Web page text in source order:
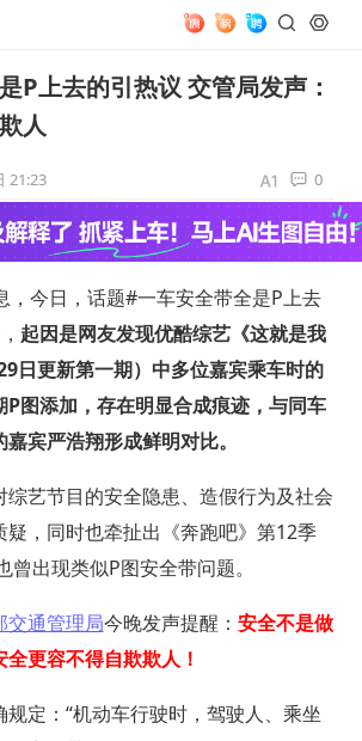
P上去的引热议 交管局发声：
人
21:23 0
，今日，话题#一车安全带全是P上去
起因是网友发现优酷综艺《这就是我
日更新第一期）中多位嘉宾乘车时的
P图添加，存在明显合成痕迹，与同车
宾严浩翔形成鲜明对比。
综艺节目的安全隐患、造假行为及社会
疑，同时也牵扯出《奔跑吧》第12季
曾出现类似P图安全带问题。
交通管理局今晚发声提醒： 安全不是做
更容不得自欺欺人！
定：“机动车行驶时，驾驶人、乘坐